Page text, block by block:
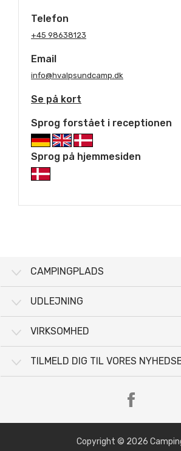
Telefon
+45 98638123
Email
info@hvalpsundcamp.dk
Se på kort
Sprog forstået i receptionen
Sprog på hjemmesiden
CAMPINGPLADS
UDLEJNING
VIRKSOMHED
TILMELD DIG TIL VORES
Copyright © 2026